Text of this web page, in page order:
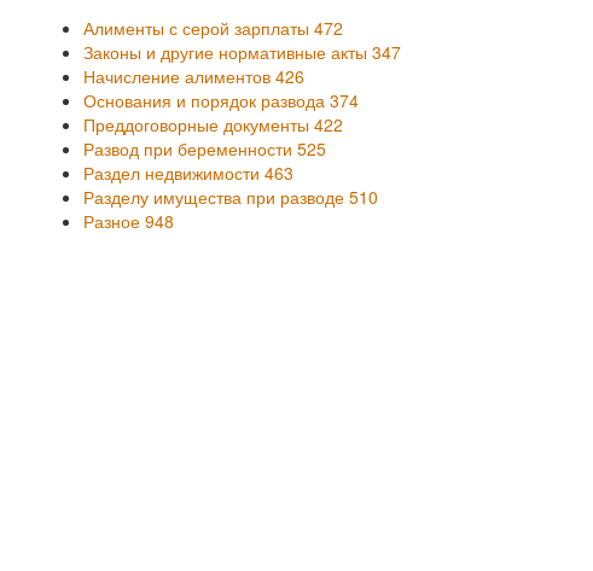
Алименты с серой зарплаты 472
Законы и другие нормативные акты 347
Начисление алиментов 426
Основания и порядок развода 374
Преддоговорные документы 422
Развод при беременности 525
Раздел недвижимости 463
Разделу имущества при разводе 510
Разное 948